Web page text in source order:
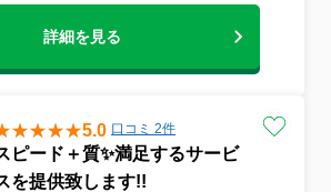
詳細を見る
5.0 口コミ 2件
ピード＋質✨️満足するサービ
を提供致します!!